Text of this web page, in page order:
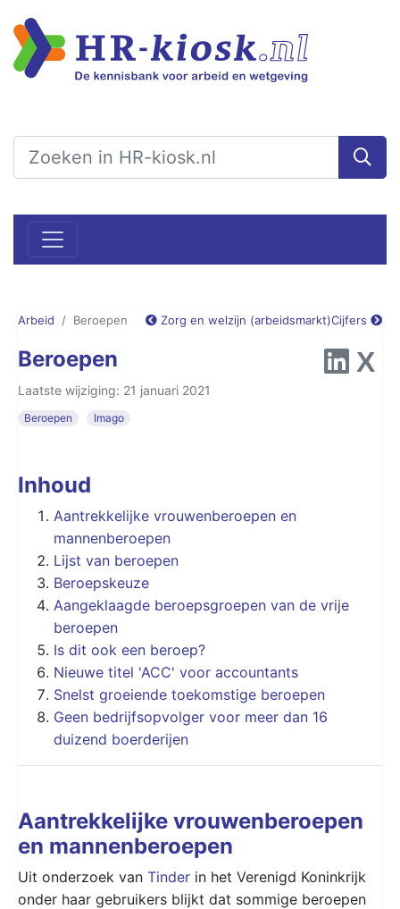
Arbeid Beroepen Zorg en welzijn (arbeidsmarkt)Cijfers
Beroepen
Laatste wijziging: 21 januari 2021
Beroepen Imago
Inhoud
Aantrekkelijke vrouwenberoepen en
mannenberoepen
Lijst van beroepen
Beroepskeuze
Aangeklaagde beroepsgroepen van de vrije
beroepen
Is dit ook een beroep?
Nieuwe titel 'ACC' voor accountants
Snelst groeiende toekomstige beroepen
Geen bedrijfsopvolger voor meer dan 16
duizend boerderijen
Aantrekkelijke vrouwenberoepen
en mannenberoepen
Uit onderzoek van Tinder in het Verenigd Koninkrijk
onder haar gebruikers blijkt dat sommige beroepen